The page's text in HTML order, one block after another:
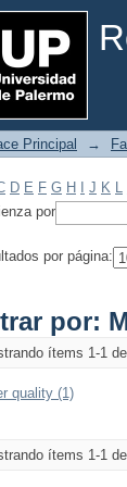
por:
Principal →
D E F G H J K L
por
por página:
por:
ítems 1-1
quality (1)
ítems 1-1